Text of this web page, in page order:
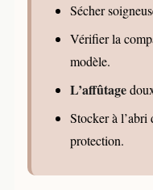
Sécher
Vérifier la
modèle.
L’affûtage
Stocker à l’abri
protection.